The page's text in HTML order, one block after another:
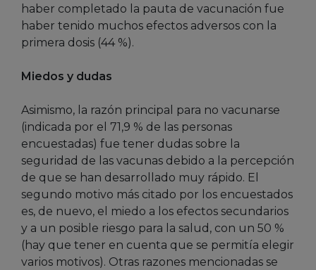
haber completado la pauta de vacunación fue
haber tenido muchos efectos adversos con la
primera dosis (44 %).
Miedos y dudas
Asimismo, la razón principal para no vacunarse
(indicada por el 71,9 % de las personas
encuestadas) fue tener dudas sobre la
seguridad de las vacunas debido a la percepción
de que se han desarrollado muy rápido. El
segundo motivo más citado por los encuestados
es, de nuevo, el miedo a los efectos secundarios
y a un posible riesgo para la salud, con un 50 %
(hay que tener en cuenta que se permitía elegir
varios motivos). Otras razones mencionadas se